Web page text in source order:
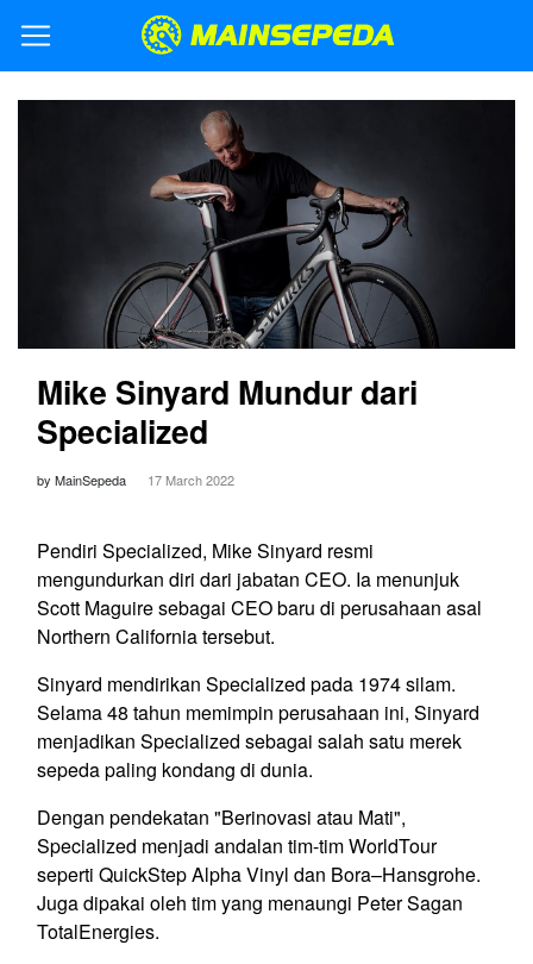
Mike Sinyard Mundur dari
Specialized
by MainSepeda 17 March 2022
Pendiri Specialized, Mike Sinyard resmi
mengundurkan diri dari jabatan CEO. Ia menunjuk
Scott Maguire sebagai CEO baru di perusahaan asal
Northern California tersebut.
Sinyard mendirikan Specialized pada 1974 silam.
Selama 48 tahun memimpin perusahaan ini, Sinyard
menjadikan Specialized sebagai salah satu merek
sepeda paling kondang di dunia.
Dengan pendekatan "Berinovasi atau Mati",
Specialized menjadi andalan tim-tim WorldTour
seperti QuickStep Alpha Vinyl dan Bora–Hansgrohe.
Juga dipakai oleh tim yang menaungi Peter Sagan
TotalEnergies.